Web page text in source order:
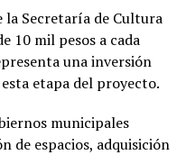
Secretaría de Cultura
10 mil pesos a cada
una inversión
etapa del proyecto.
municipales
de espacios, adquisición